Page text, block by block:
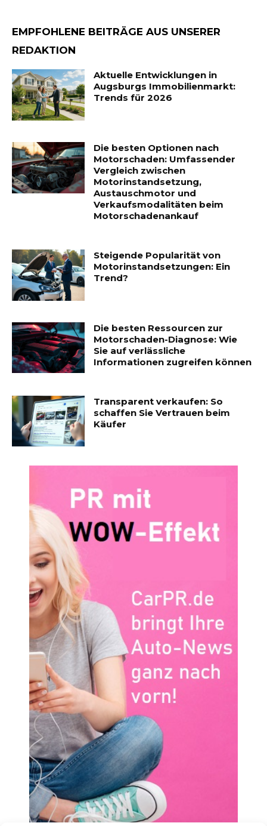
EMPFOHLENE BEITRÄGE AUS UNSERER
REDAKTION
Aktuelle Entwicklungen in
Augsburgs Immobilienmarkt:
Trends für 2026
Die besten Optionen nach
Motorschaden: Umfassender
Vergleich zwischen
Motorinstandsetzung,
Austauschmotor und
Verkaufsmodalitäten beim
Motorschadenankauf
Steigende Popularität von
Motorinstandsetzungen: Ein
Trend?
Die besten Ressourcen zur
Motorschaden-Diagnose: Wie
Sie auf verlässliche
Informationen zugreifen können
Transparent verkaufen: So
schaffen Sie Vertrauen beim
Käufer